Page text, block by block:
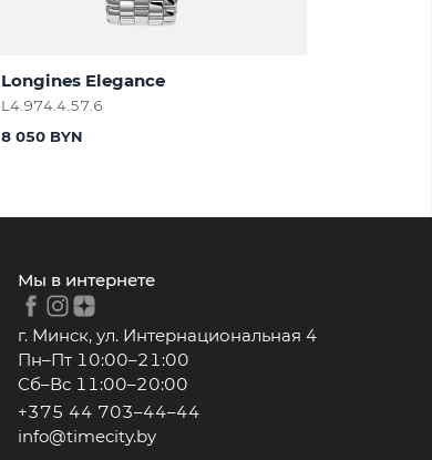
Longines Elegance
L4.974.4.57.6
8 050 BYN
Мы в интернете
г. Минск, ул. Интернациональная 4
Пн–Пт 10:00–21:00
Сб–Вс 11:00–20:00
+375 44 703–44–44
info@timecity.by